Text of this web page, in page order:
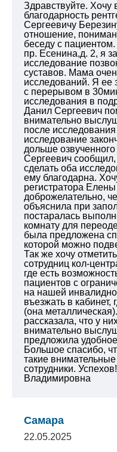
Здравствуйте. Хочу
благодарность
Сергеевичу
отношение,
беседу с
пр. Есенина,д. 2, я
исследование
суставов. Мама
исследований. Я ее
с перерывом в
исследования в
Данил Сергеевич
внимательно
после
исследование
дольше
Сергеевич сообщил,
сделать оба
ему благодарна.
регистратора
доброжелательно,
объяснила при
постаралась
комнату для
была предложена
которой можно
Так же хочу
сотрудниц кол-
где есть
пациентов с
на нашей
въезжать в
(она
рассказала, что у
внимательно
предложила
Большое спасибо,
такие
сотрудники. Успехов!
Владимировна
Самара
22.05.2025